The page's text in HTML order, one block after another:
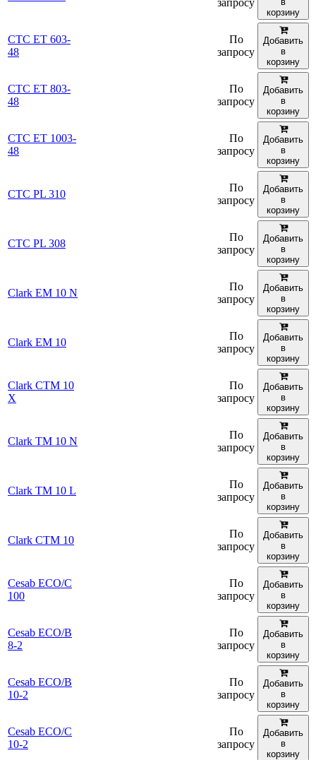
корзину
CTC ET 603-
48
По
запросу
Добавить
в
корзину
CTC ET 803-
48
По
запросу
Добавить
в
корзину
CTC ET 1003-
48
По
запросу
Добавить
в
корзину
CTC PL 310
По
запросу
Добавить
в
корзину
CTC PL 308
По
запросу
Добавить
в
корзину
Clark EM 10 N
По
запросу
Добавить
в
корзину
Clark EM 10
По
запросу
Добавить
в
корзину
Clark CTM 10
X
По
запросу
Добавить
в
корзину
Clark TM 10 N
По
запросу
Добавить
в
корзину
Clark TM 10 L
По
запросу
Добавить
в
корзину
Clark CTM 10
По
запросу
Добавить
в
корзину
Cesab ECO/C
100
По
запросу
Добавить
в
корзину
Cesab ECO/B
8-2
По
запросу
Добавить
в
корзину
Cesab ECO/B
10-2
По
запросу
Добавить
в
корзину
Cesab ECO/C
10-2
По
запросу
Добавить
в
корзину